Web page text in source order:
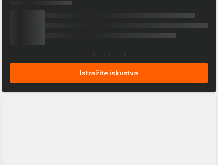
Istražite iskustva